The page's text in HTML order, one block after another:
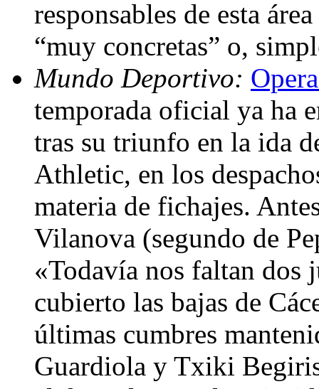
responsables de esta
“muy concretas” o,
Mundo Deportivo:
temporada oficial ya ha
tras su triunfo en la ida
Athletic, en los
materia de fichajes.
Vilanova (segundo de
«Todavía nos faltan dos
cubierto las bajas de
últimas cumbres
Guardiola y Txiki